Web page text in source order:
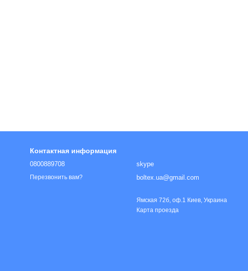
Контактная информация
0800889708
Перезвонить вам?
skype
boltex.ua@gmail.com
Ямская 72б, оф.1 Киев, Украина
Карта проезда